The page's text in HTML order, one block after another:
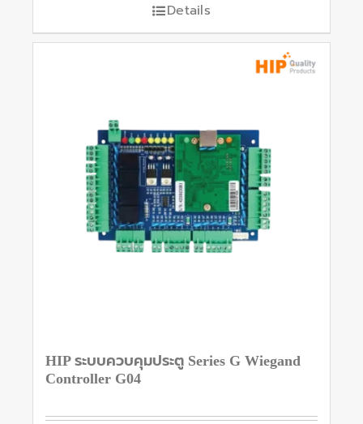
Details
HIP ระบบควบคุมประตู Series G Wiegand
Controller G04